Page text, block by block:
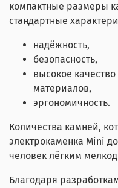
компактные размеры
стандартные
надёжность,
безопасность,
высокое
материалов,
эргономичность.
Количества камней,
электрокаменка Mini
человек лёгким
Благодаря